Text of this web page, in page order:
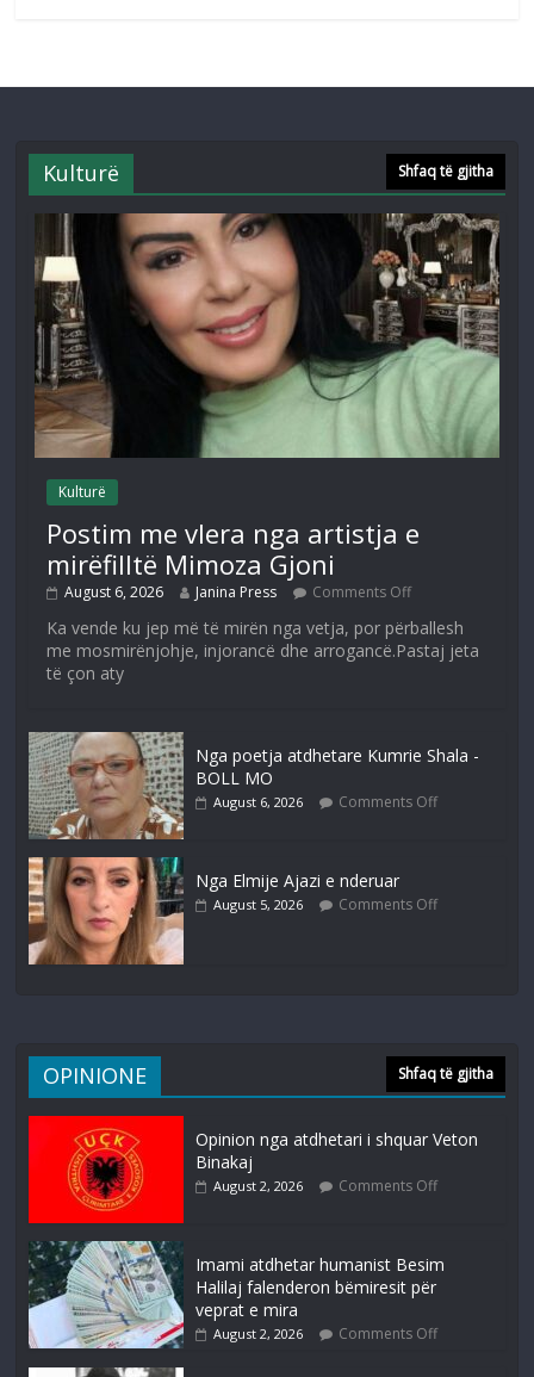
Kulturë Shfaq të gjitha
Kulturë
Postim me vlera nga artistja e
mirëfilltë Mimoza Gjoni
August 6, 2026 Janina Press Comments Off
Ka vende ku jep më të mirën nga vetja, por përballesh
me mosmirënjohje, injorancë dhe arrogancë.Pastaj jeta
të çon aty
Nga poetja atdhetare Kumrie Shala -
BOLL MO
August 6, 2026 Comments Off
Nga Elmije Ajazi e nderuar
August 5, 2026 Comments Off
OPINIONE Shfaq të gjitha
Opinion nga atdhetari i shquar Veton
Binakaj
August 2, 2026 Comments Off
Imami atdhetar humanist Besim
Halilaj falenderon bëmiresit për
veprat e mira
August 2, 2026 Comments Off